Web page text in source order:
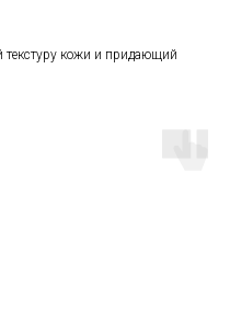
кожи и придающий